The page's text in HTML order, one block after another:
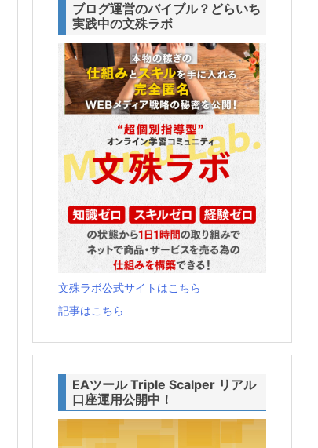
ブログ運営のバイブル？どらいち
実践中の文殊ラボ
文殊ラボ公式サイトはこちら
記事はこちら
EAツール Triple Scalper リアル
口座運用公開中！